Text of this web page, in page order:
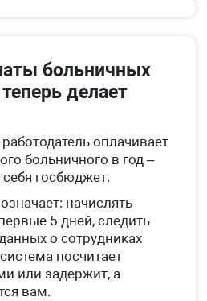
больничных
делает
оплачивает
больничного в год –
госбюджет.
начислять
5 дней, следить
о сотрудниках
посчитает
или задержит, а
вам.